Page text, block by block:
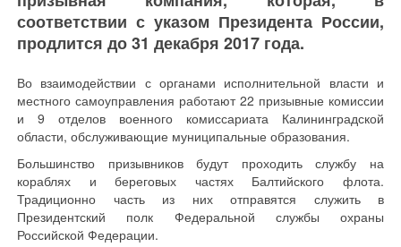
соответствии с указом Президента России,
продлится до 31 декабря 2017 года.
Во взаимодействии с органами исполнительной власти и
местного самоуправления работают 22 призывные комиссии
и 9 отделов военного комиссариата Калининградской
области, обслуживающие муниципальные образования.
Большинство призывников будут проходить службу на
кораблях и береговых частях Балтийского флота.
Традиционно часть из них отправятся служить в
Президентский полк Федеральной службы охраны
Российской Федерации.